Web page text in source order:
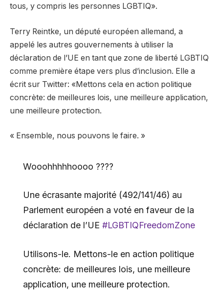
tous, y compris les personnes LGBTIQ».
Terry Reintke, un député européen allemand, a
appelé les autres gouvernements à utiliser la
déclaration de l’UE en tant que zone de liberté LGBTIQ
comme première étape vers plus d’inclusion. Elle a
écrit sur Twitter: «Mettons cela en action politique
concrète: de meilleures lois, une meilleure application,
une meilleure protection.
« Ensemble, nous pouvons le faire. »
Wooohhhhhoooo ????
Une écrasante majorité (492/141/46) au
Parlement européen a voté en faveur de la
déclaration de l’UE #LGBTIQFreedomZone
Utilisons-le. Mettons-le en action politique
concrète: de meilleures lois, une meilleure
application, une meilleure protection.